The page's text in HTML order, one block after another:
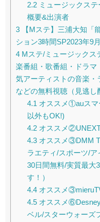
2.2ミュージックステ
概要&出演者
3 【Mステ】三浦大知「
ション3時間SP2023年9
4 Mステ/ミュージックス
楽番組・歌番組・ドラマ
気アーティストの音楽・
などの無料視聴（見逃し
4.1 オススメ①auスマ
以外もOK!)
4.2オススメ
4.3オススメ③DMM
ラエティ/スポーツ/
30日間無料/実質最大
す！）
4.4オススメ
4.5オススメ
ベル/スターウォーズ